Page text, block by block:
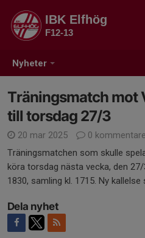
Nyheter
IBK Elfhög
F12-13
Träningsmatch mot
till torsdag 27/3
20 mar 2025
0
Träningsmatchen som skulle
köra torsdag nästa vecka, den
1830, samling kl. 1715. Ny kallelse
Dela nyhet